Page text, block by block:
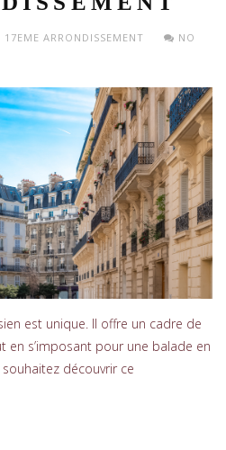
17EME ARRONDISSEMENT
NO
est unique. Il offre un cadre de
en s’imposant pour une balade en
découvrir ce